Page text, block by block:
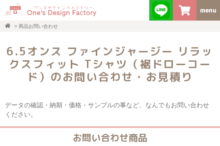
> 商品お問い合わせ
6.5オンス ファインジャージー リラッ
クスフィット Tシャツ（裾ドローコー
ド）のお問い合わせ・お見積り
データの確認・納期・価格・サンプルの事など、なんでもお問い合わせ
ください。
お問い合わせ商品